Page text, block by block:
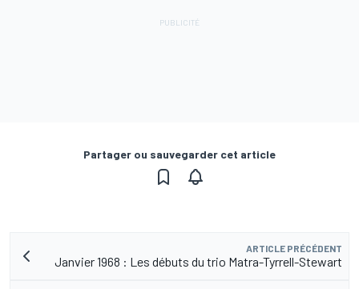
Partager ou sauvegarder cet article
ARTICLE PRÉCÉDENT
Janvier 1968 : Les débuts du trio Matra-Tyrrell-Stewart